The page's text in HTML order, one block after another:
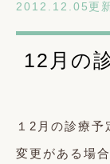
2012.12.05更
12月の
１2月の診療予
変更がある場